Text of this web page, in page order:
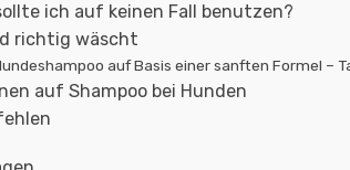
ich auf keinen Fall benutzen?
richtig wäscht
auf Basis einer sanften Formel –
auf Shampoo bei Hunden